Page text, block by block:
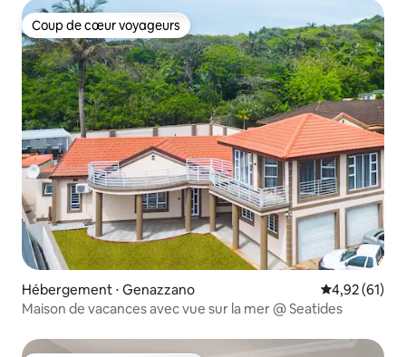
Coup de cœur voyageurs
Coup de cœur voyageurs
Hébergement ⋅ Genazzano Évaluation
4,92 (61)
Maison de vacances avec vue sur la mer @ Seatides